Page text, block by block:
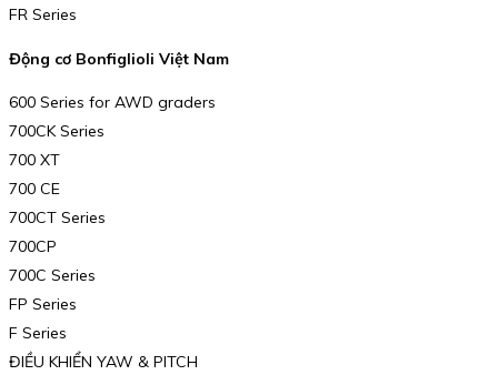
FR Series
Động cơ Bonfiglioli Việt Nam
600 Series for AWD graders
700CK Series
700 XT
700 CE
700CT Series
700CP
700C Series
FP Series
F Series
ĐIỀU KHIỂN YAW & PITCH